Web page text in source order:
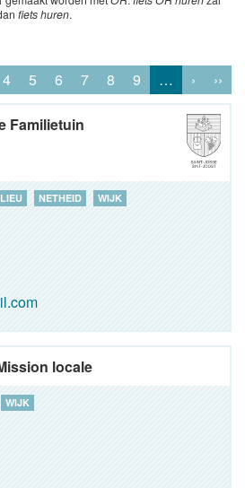
fiets huren.
4 5 6 7 8 9 … › ››
Familietuin
NETHEID WIJK
locale
WIJK